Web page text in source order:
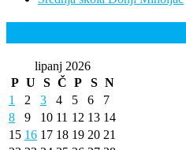
lipanj 2026
P U S Č P S N
1
2 3 4 5 6
7
8
9 10 11 12 13 14
15 16 17 18 19 20 21